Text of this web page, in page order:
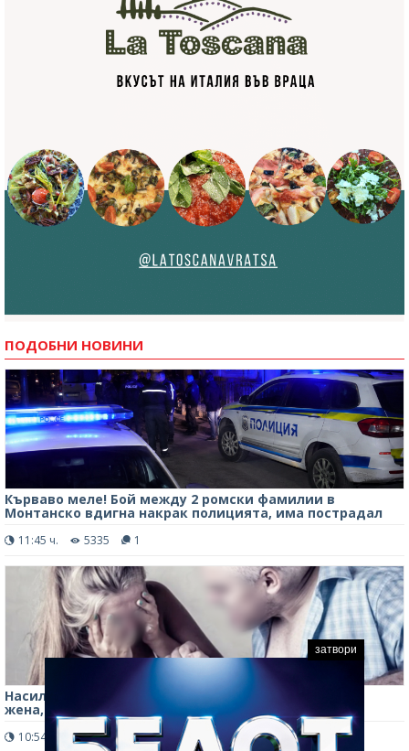
ПОДОБНИ НОВИНИ
Кърваво меле! Бой между 2 ромски фамилии в
Монтанско вдигна накрак полицията, има пострадал
11:45 ч. 5335 1
Насилие във Врачанско! Дядо тормози младата си
жена, тя се оплака в полицията
10:54 ч. 3686 2
затвори